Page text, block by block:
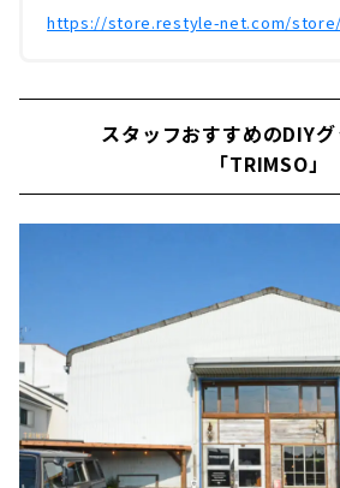
https://store.restyle-net.com/
スタッフおすすめのDIY
「TRIMSO」